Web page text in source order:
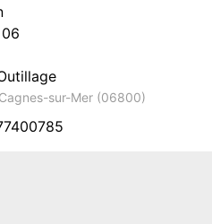
sur-Mer (06800)